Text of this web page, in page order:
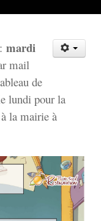
mardi
mail
de
lundi pour la
la mairie à